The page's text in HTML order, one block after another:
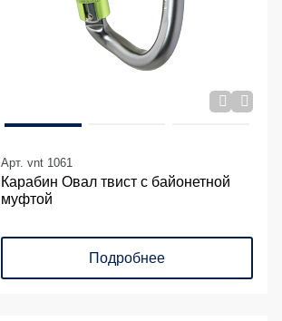
Арт. vnt 1061
Карабин Овал твист с байонетной
муфтой
Подробнее